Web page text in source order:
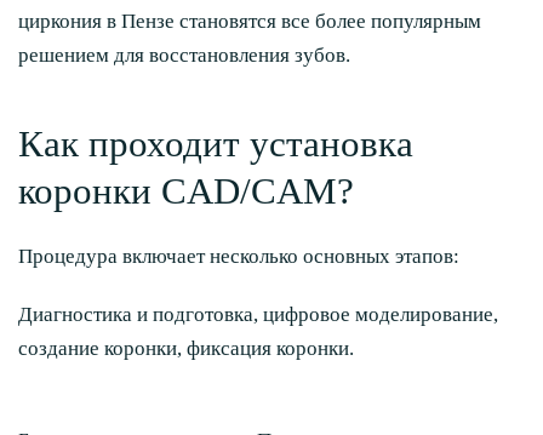
циркония в Пензе становятся все более популярным
решением для восстановления зубов.
Как проходит установка
коронки CAD/CAM?
Процедура включает несколько основных этапов:
Диагностика и подготовка, цифровое моделирование,
создание коронки, фиксация коронки.